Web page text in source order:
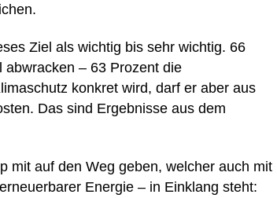
Ziel als wichtig bis sehr wichtig. 66
– 63 Prozent die
konkret wird, darf er aber aus
Das sind Ergebnisse aus dem
mit auf den Weg geben, welcher auch mit
Energie – in Einklang steht: